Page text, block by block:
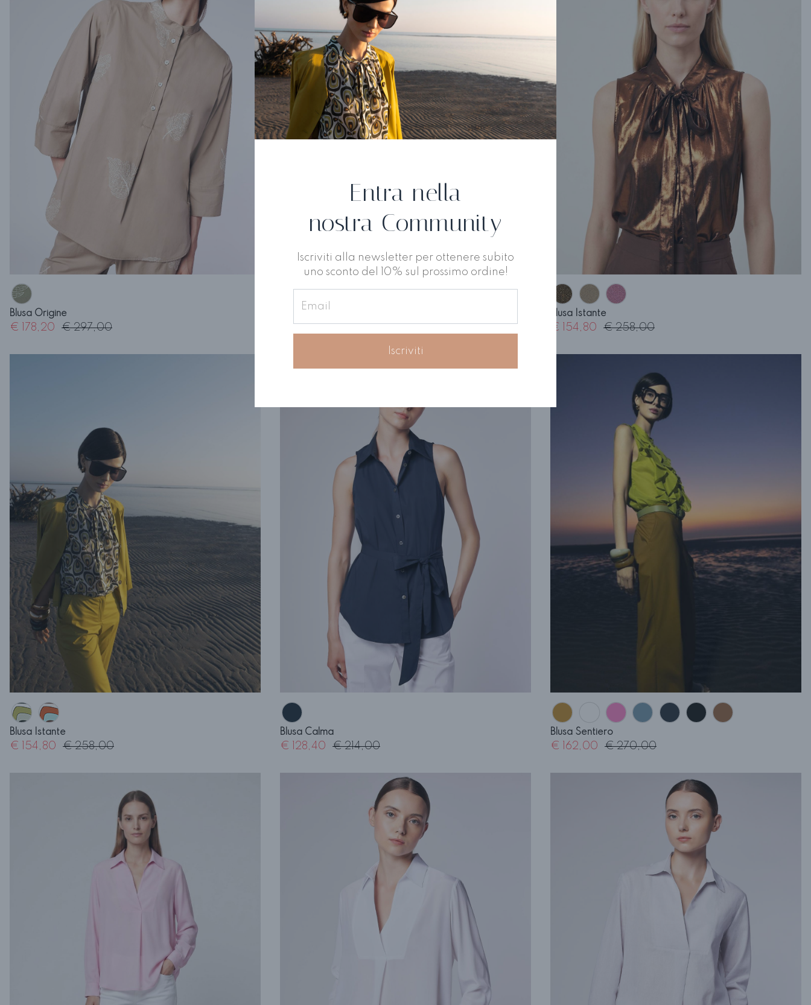
Entra nella
nostra Community
Iscriviti alla newsletter per ottenere subito
uno sconto del 10% sul prossimo ordine!
Iscriviti
Blusa Origine
€ 178,20 € 297,00 € 141,60 € 236,00
Blusa Istante
€ 154,80 € 258,00
Blusa Istante
€ 154,80 € 258,00
Blusa Calma
€ 128,40 € 214,00
Blusa Sentiero
€ 162,00 € 270,00